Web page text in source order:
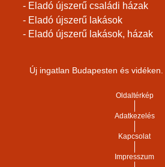
- Eladó újszerű családi házak
- Eladó újszerű lakások
- Eladó újszerű lakások, házak
Új ingatlan Budapesten és
Oldaltérkép
Adatkezelés
Kapcsolat
Impresszum